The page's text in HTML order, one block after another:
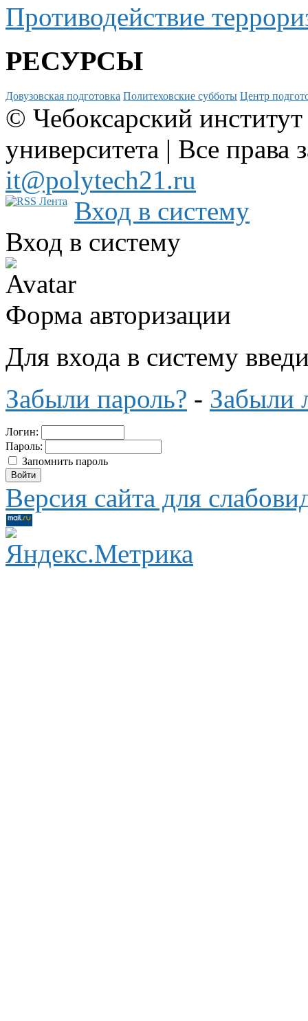
Противодействие
РЕСУРСЫ
Довузовская подготовка Политеховские субботы Центр
© Чебоксарский
университета | Все
it@polytech21.ru
Вход в систему
Вход в систему
Форма авторизации
Для входа в систему
Забыли пароль? - Забыли
Логин:
Пароль:
Запомнить пароль
Версия сайта для